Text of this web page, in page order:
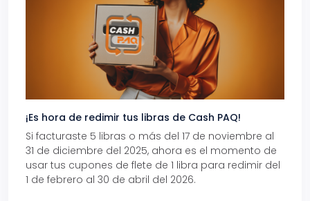
¡Es hora de redimir tus libras de Cash PAQ!
Si facturaste 5 libras o más del 17 de noviembre al
31 de diciembre del 2025, ahora es el momento de
usar tus cupones de flete de 1 libra para redimir del
1 de febrero al 30 de abril del 2026.